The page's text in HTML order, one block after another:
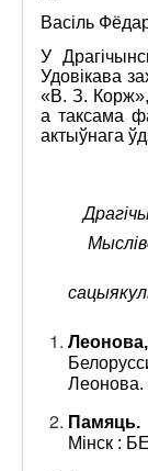
Васіль
У
Удовікава
«В. З.
а таксама
актыўнага
Леонова.
Памяць.
Мінск :